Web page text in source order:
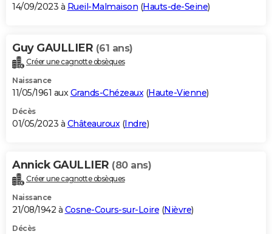
14/09/2023 à Rueil-Malmaison (Hauts-de-Seine)
Guy GAULLIER (61 ans)
Créer une cagnotte obsèques
Naissance
11/05/1961 auxGrands-Chézeaux(Haute-Vienne)
Décès
01/05/2023 à Châteauroux(Indre)
Annick GAULLIER (80 ans)
Créer une cagnotte obsèques
Naissance
21/08/1942 à Cosne-Cours-sur-Loire (Nièvre)
Décès